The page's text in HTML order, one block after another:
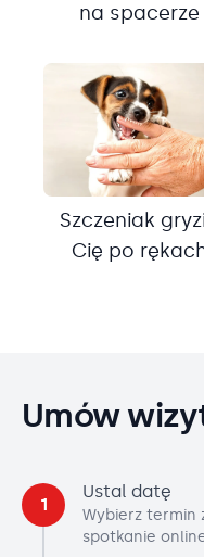
na spacerze
Szczeniak
Cię po
Umów
1
Ustal datę
Wybierz termin
spotkanie